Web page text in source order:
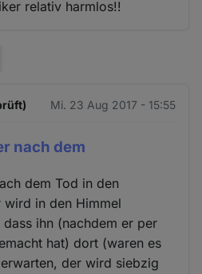
relativ harmlos!!
Mi. 23 Aug 2017 - 15:55
nach dem
dem Tod in den
in den Himmel
ihn (nachdem er per
hat) dort (waren es
der wird siebzig